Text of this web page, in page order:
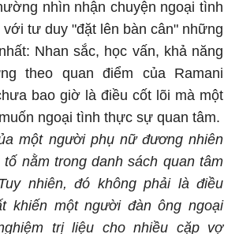
nhìn nhận chuyện ngoại tình
tư duy "đặt lên bàn cân" những
Nhan sắc, học vấn, khả năng
theo quan điểm của Ramani
bao giờ là điều cốt lõi mà một
ngoại tình thực sự quan tâm.
một người phụ nữ đương nhiên
nằm trong danh sách quan tâm
nhiên, đó không phải là điều
khiến một người đàn ông ngoại
trị liệu cho nhiều cặp vợ